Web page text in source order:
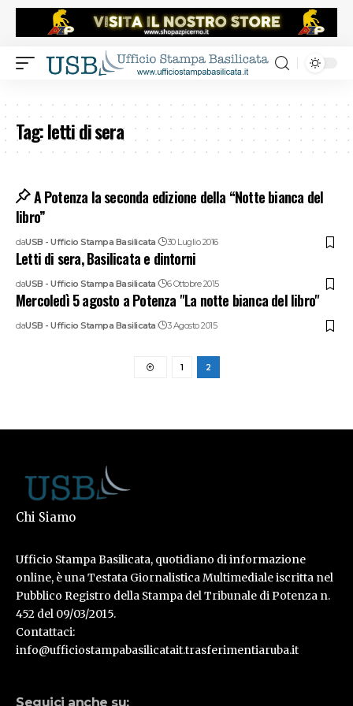
Tag:letti di sera
A Potenza la seconda edizione della “Notte bianca del
libro”
daUSB - Ufficio Stampa Basilicata 30 Luglio 2016
Letti di sera, Basilicata e dintorni
daUSB - Ufficio Stampa Basilicata 6 Ottobre 2015
Mercoledì 5 agosto a Potenza "La notte bianca del libro"
daUSB - Ufficio Stampa Basilicata 3 Agosto 2015
1 2
Chi Siamo
Ufficio Stampa Basilicata, quotidiano di informazione
online, è una Testata Giornalistica Multimediale iscritta nel
Pubblico Registro della Stampa del Tribunale di Potenza n.
452 del 09/03/2015.
Contattaci:
info@ufficiostampabasilicatait.trasferimentiaruba.it
Seguici anche su: